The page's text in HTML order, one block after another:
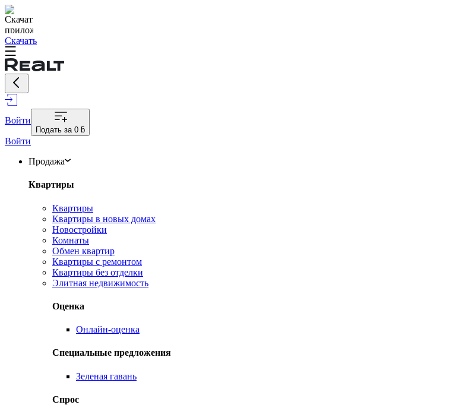
Скачать
Войти
Подать за 0 ƃ
Войти
Продажа
Квартиры
Квартиры
Квартиры в новых домах
Новостройки
Комнаты
Обмен квартир
Квартиры с ремонтом
Квартиры без отделки
Элитная недвижимость
Оценка
Онлайн-оценка
Специальные предложения
Зеленая гавань
Спрос